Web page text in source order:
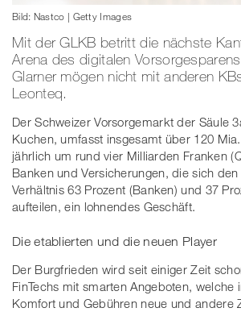
Bild: Nastco | Getty Images
Mit der GLKB betritt die nächste
Arena des digitalen
Glarner mögen nicht mit anderen
Leonteq.
Der Schweizer Vorsorgemarkt der Säule
Kuchen, umfasst insgesamt über 120
jährlich um rund vier Milliarden Franken
Banken und Versicherungen, die sich
Verhältnis 63 Prozent (Banken) und 37
aufteilen, ein lohnendes Geschäft.
Die etablierten und die neuen Player
Der Burgfrieden wird seit einiger Zeit
FinTechs mit smarten Angeboten, welche
Komfort und Gebühren neue und andere